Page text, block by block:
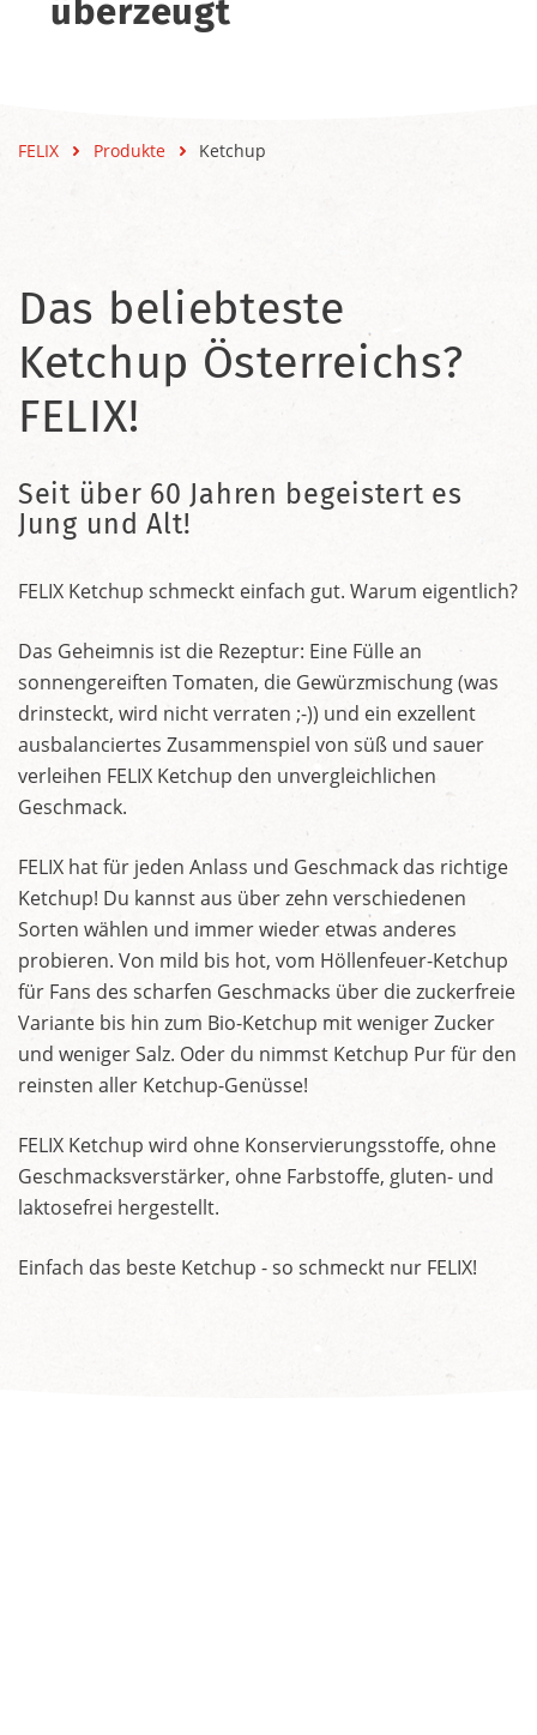
überzeugt
FELIX Produkte Ketchup
Das beliebteste
Ketchup Österreichs?
FELIX!
Seit über 60 Jahren begeistert es
Jung und Alt!
FELIX Ketchup schmeckt einfach gut. Warum eigentlich?
Das Geheimnis ist die Rezeptur: Eine Fülle an
sonnengereiften Tomaten, die Gewürzmischung (was
drinsteckt, wird nicht verraten ;-)) und ein exzellent
ausbalanciertes Zusammenspiel von süß und sauer
verleihen FELIX Ketchup den unvergleichlichen
Geschmack.
FELIX hat für jeden Anlass und Geschmack das richtige
Ketchup! Du kannst aus über zehn verschiedenen
Sorten wählen und immer wieder etwas anderes
probieren. Von mild bis hot, vom Höllenfeuer-Ketchup
für Fans des scharfen Geschmacks über die zuckerfreie
Variante bis hin zum Bio-Ketchup mit weniger Zucker
und weniger Salz. Oder du nimmst Ketchup Pur für den
reinsten aller Ketchup-Genüsse!
FELIX Ketchup wird ohne Konservierungsstoffe, ohne
Geschmacksverstärker, ohne Farbstoffe, gluten- und
laktosefrei hergestellt.
Einfach das beste Ketchup - so schmeckt nur FELIX!